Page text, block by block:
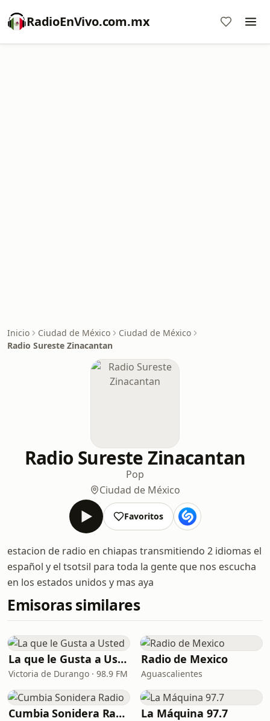
RadioEnVivo.com.mx
Inicio Ciudad de México
Ciudad de México
Radio Sureste Zinacantan
Radio Sureste Zinacantan
Pop
Ciudad de México
Favoritos
estacion de radio en chiapas transmitiendo 2 idiomas el
español y el tsotsil para toda la gente que nos escucha
en los estados unidos y mas aya
Emisoras similares
La que le Gusta a Usted
Victoria de Durango · 98.9 FM
Radio de Mexico
Aguascalientes
Cumbia Sonidera Radio La Máquina 97.7